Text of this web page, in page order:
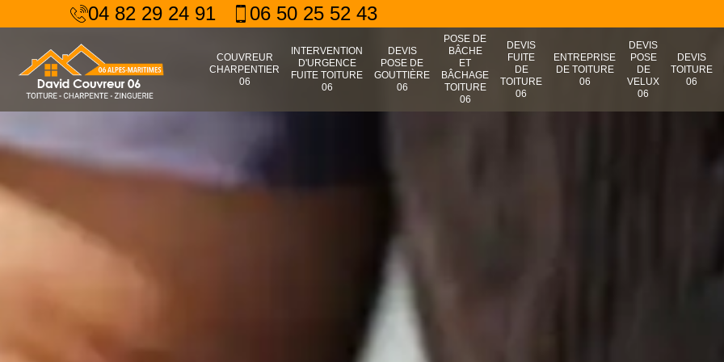
04 82 29 24 91 06 50 25 52 43
COUVREUR
CHARPENTIER
06
INTERVENTION
D'URGENCE
FUITE TOITURE
06
DEVIS
POSE DE
GOUTTIÈRE
06
POSE DE
BÂCHE
ET
BÂCHAGE
TOITURE
06
DEVIS
FUITE
DE
TOITURE
06
ENTREPRISE
DE TOITURE
06
DEVIS
POSE
DE
VELUX
06
DEVIS
TOITURE
06